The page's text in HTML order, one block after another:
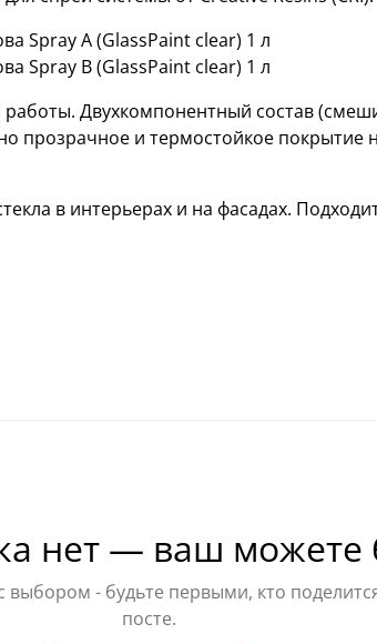
Spray A (GlassPaint clear) 1 л
Spray B (GlassPaint clear) 1 л
Двухкомпонентный состав
прозрачное и термостойкое покрытие
в интерьерах и на фасадах.
нет — ваш
выбором - будьте первыми, кто
посте.